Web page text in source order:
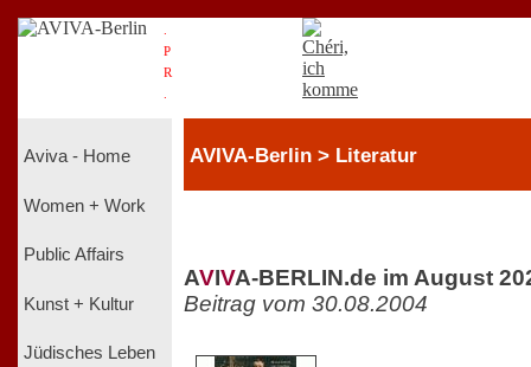
P
R
Aviva - Home
Women + Work
Public Affairs
Kunst + Kultur
Jüdisches Leben
AVIVA-Berlin > Literatur
AVIVA-BERLIN.de im August
Beitrag vom 30.08.2004